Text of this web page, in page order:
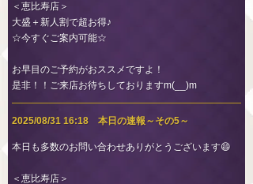
＜恵比寿店＞
大盛＋新人割で超お得♪
☆今すぐご案内可能☆
お早目のご予約がおススメですよ！
是非！！ご来店お待ちしておりますm(__)m
2025/08/31 16:18 本日の速報～その5～
本日も多数のお問い合わせありがとうございます😄
＜恵比寿店＞